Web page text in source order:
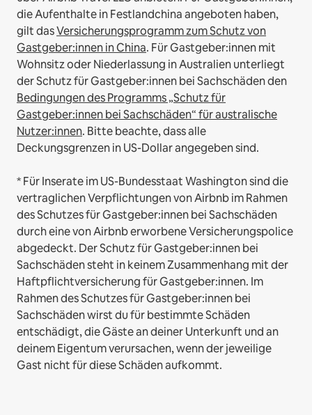
die Aufenthalte in Festlandchina angeboten haben,
gilt dasVersicherungsprogramm zum Schutz von
Gastgeber:innen in China. Für Gastgeber:innen mit
Wohnsitz oder Niederlassung in Australien unterliegt
der Schutz für Gastgeber:innen bei Sachschäden den
Bedingungen des Programms „Schutz für
Gastgeber:innen bei Sachschäden“ für australische
Nutzer:innen. Bitte beachte, dass alle
Deckungsgrenzen in US-Dollar angegeben sind.
* Für Inserate im US-Bundesstaat Washington sind die
vertraglichen Verpflichtungen von Airbnb im Rahmen
des Schutzes für Gastgeber:innen bei Sachschäden
durch eine von Airbnb erworbene Versicherungspolice
abgedeckt. Der Schutz für Gastgeber:innen bei
Sachschäden steht in keinem Zusammenhang mit der
Haftpflichtversicherung für Gastgeber:innen. Im
Rahmen des Schutzes für Gastgeber:innen bei
Sachschäden wirst du für bestimmte Schäden
entschädigt, die Gäste an deiner Unterkunft und an
deinem Eigentum verursachen, wenn der jeweilige
Gast nicht für diese Schäden aufkommt.